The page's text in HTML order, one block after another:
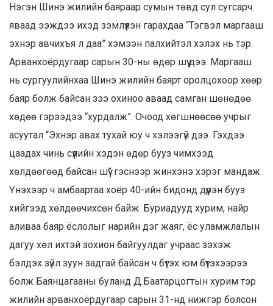
Нэгэн Шинэ жилийн баяраар сумын төвд сул сугсарч
яваад ээждээ ихэд зэмлүүлэн гарахдаа “Тэгвэл маргааш
эхнэр авчихъя л даа” хэмээн палхийтэл хэлэх нь тэр.
Арванхоёрдугаар сарын 30-ны өдөр шүү дээ. Маргааш
нь сургуулийнхаа Шинэ жилийн баярт оролцохоор хөөр
баяр болж байсан зээ охиноо аваад самган шөнөдөө
хөдөө гэрээдээ “хурдалж”. Очоод хөгшнөөсөө учрыг
асуутал “Эхнэр авах тухай юу ч хэлээгүй дээ. Гэхдээ
цаадах чинь сүүлийн хэдэн өдөр бууз чимхээд
хөлдөөгөөд байсан шүү” гэснээр жинхэнэ хэрэг мандаж.
Үнэхээр ч амбаартаа хоёр 40-ийн бидонд дүүрэн бууз
хийгээд хөлдөөчихсөн байж. Буриадууд хурим, найр
аливаа баяр ёслолыг нарийн дэг жаяг, ёс уламжлалын
дагуу хөл ихтэй зохион байгуулдаг учраас зэхэж
бэлдэх зүйл зуун задгай байсан ч бүтэх юм бүтэхээрээ
болж Баянцагааны буланд Д.Баатарцогтын хурим тэр
жилийн арванхоёрдугаар сарын 31-нд нижгэр болсон